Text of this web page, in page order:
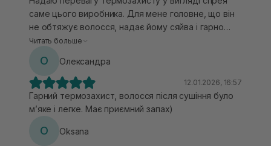
саме цього виробника. Для мене головне, що він
не обтяжує волосся, надає йому сяйва і гарно
фіксує об'єм. Після нього більш ніякого
також, що не має стійкого запаху, його запах є
легким і не нав'язливим. На повтор візьму!
Читать больше
О Олександра
12.01.2026, 16:57
Гарний термозахист, волосся після сушіння було
мʼяке і легке. Має приємний запах)
O Oksana